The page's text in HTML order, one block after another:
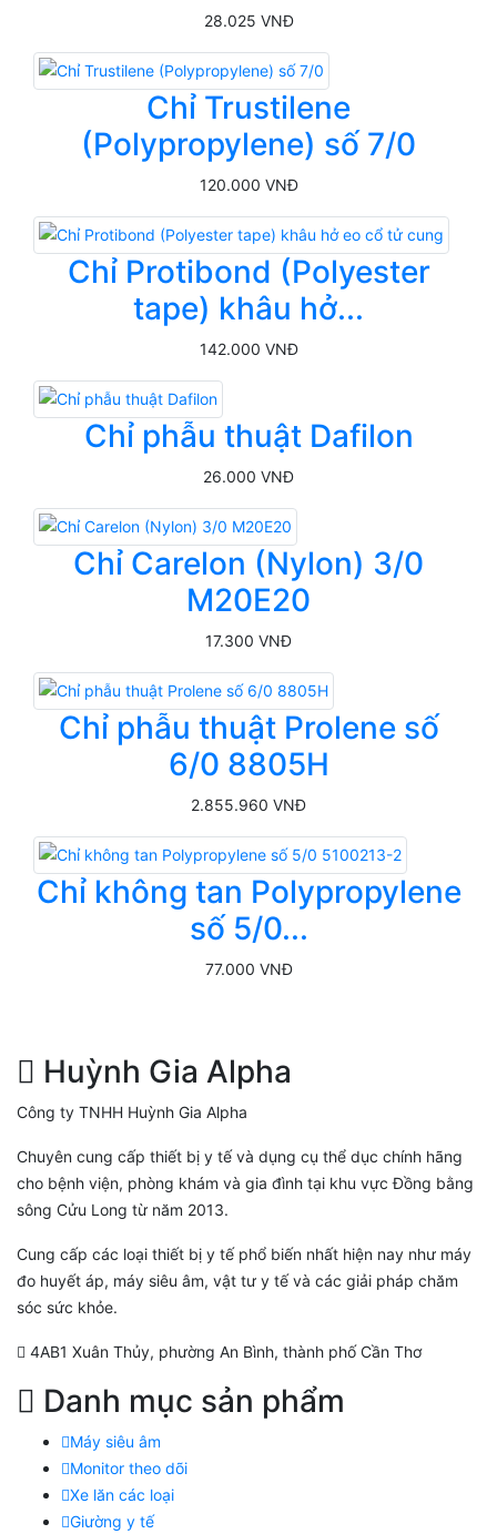
28.025 VNĐ
Chỉ Trustilene
(Polypropylene) số 7/0
120.000 VNĐ
Chỉ Protibond (Polyester
tape) khâu hở...
142.000 VNĐ
Chỉ phẫu thuật Dafilon
26.000 VNĐ
Chỉ Carelon (Nylon) 3/0
M20E20
17.300 VNĐ
Chỉ phẫu thuật Prolene số
6/0 8805H
2.855.960 VNĐ
Chỉ không tan Polypropylene
số 5/0...
77.000 VNĐ
Huỳnh Gia Alpha
Công ty TNHH Huỳnh Gia Alpha
Chuyên cung cấp thiết bị y tế và dụng cụ thể dục chính hãng
cho bệnh viện, phòng khám và gia đình tại khu vực Đồng bằng
sông Cửu Long từ năm 2013.
Cung cấp các loại thiết bị y tế phổ biến nhất hiện nay như máy
đo huyết áp, máy siêu âm, vật tư y tế và các giải pháp chăm
sóc sức khỏe.
4AB1 Xuân Thủy, phường An Bình, thành phố Cần Thơ
Danh mục sản phẩm
Máy siêu âm
Monitor theo dõi
Xe lăn các loại
Giường y tế